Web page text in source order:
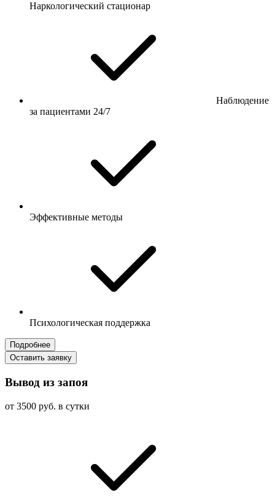
Наркологический стационар
Наблюдение
за пациентами 24/7
Эффективные методы
Психологическая поддержка
Подробнее
Оставить заявку
Вывод из запоя
от 3500 руб. в сутки